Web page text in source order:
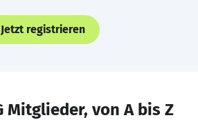
Jetzt registrieren
Mitglieder, von A bis Z